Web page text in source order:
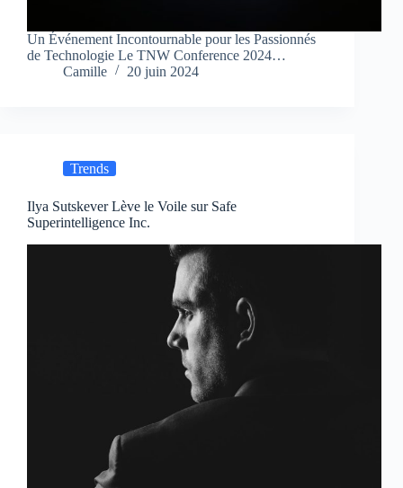
Un Événement Incontournable pour les Passionnés
de Technologie Le TNW Conference 2024…
Camille
20 juin 2024
Trends
Ilya Sutskever Lève le Voile sur Safe
Superintelligence Inc.